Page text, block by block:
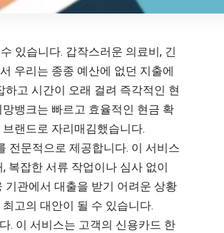
있습니다. 갑작스러운 의료비, 긴
우리는 종종 예산에 없던 지출에
고 시간이 오래 걸려 즉각적인 현
뱅크는 빠르고 효율적인 현금 확
랜드로 자리매김했습니다.
전문적으로 제공합니다. 이 서비스
복잡한 서류 작업이나 심사 없이
기관에서 대출을 받기 어려운 상황
고의 대안이 될 수 있습니다.
. 이 서비스는 고객의 신용카드 한